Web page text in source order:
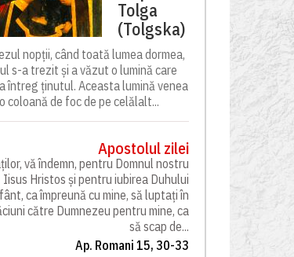
Tolga
(Tolgska)
nopții, când toată lumea dormea,
s-a trezit și a văzut o lumină care
întreg ținutul. Aceasta lumină venea
coloană de foc de pe celălalt...
Apostolul zilei
vă îndemn, pentru Domnul nostru
Iisus Hristos și pentru iubirea Duhului
ca împreună cu mine, să luptați în
către Dumnezeu pentru mine, ca
să scap de...
Ap. Romani 15, 30-33